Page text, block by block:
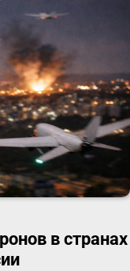
в странах